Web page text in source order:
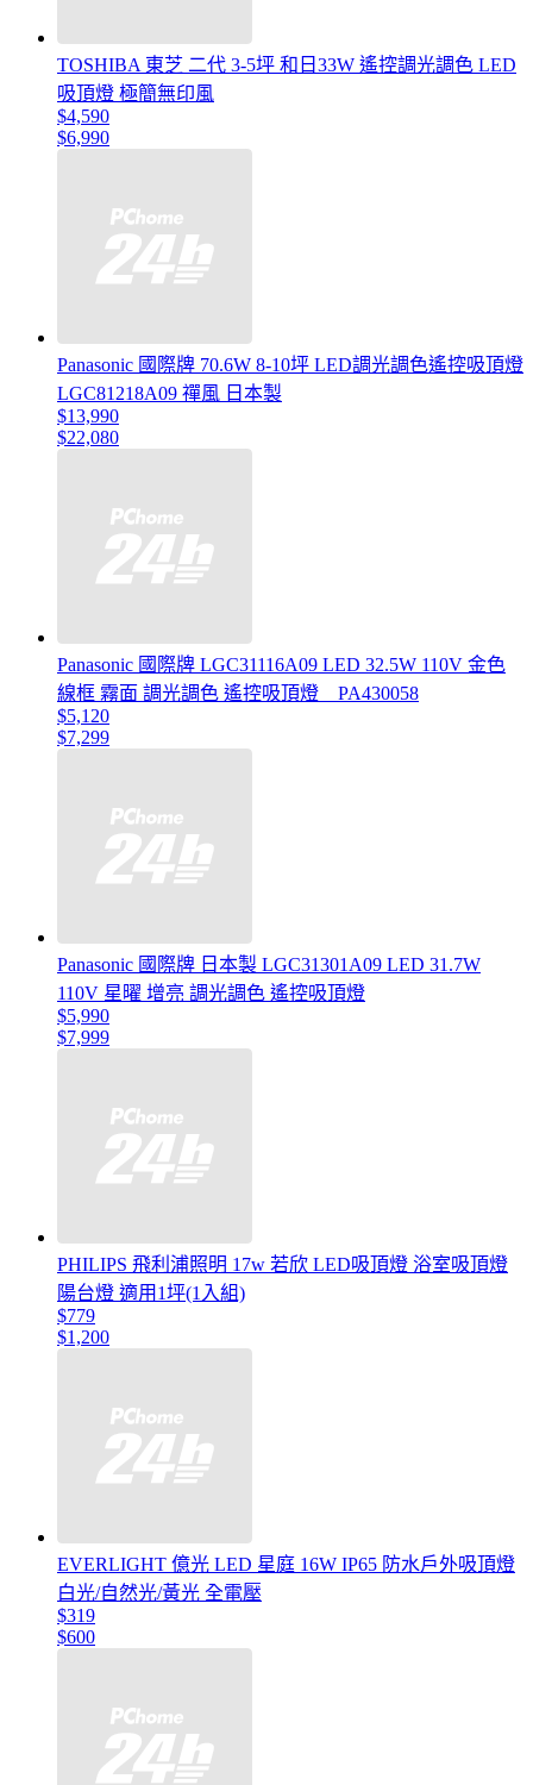
TOSHIBA 東芝 二代 3-5坪 和日33W 遙控調光調色 LED
吸頂燈 極簡無印風
$4,590
$6,990
Panasonic 國際牌 70.6W 8-10坪 LED調光調色遙控吸頂燈
LGC81218A09 禪風 日本製
$13,990
$22,080
Panasonic 國際牌 LGC31116A09 LED 32.5W 110V 金色
線框 霧面 調光調色 遙控吸頂燈 _ PA430058
$5,120
$7,299
Panasonic 國際牌 日本製 LGC31301A09 LED 31.7W
110V 星曜 增亮 調光調色 遙控吸頂燈
$5,990
$7,999
PHILIPS 飛利浦照明 17w 若欣 LED吸頂燈 浴室吸頂燈
陽台燈 適用1坪(1入組)
$779
$1,200
EVERLIGHT 億光 LED 星庭 16W IP65 防水戶外吸頂燈
白光/自然光/黃光 全電壓
$319
$600